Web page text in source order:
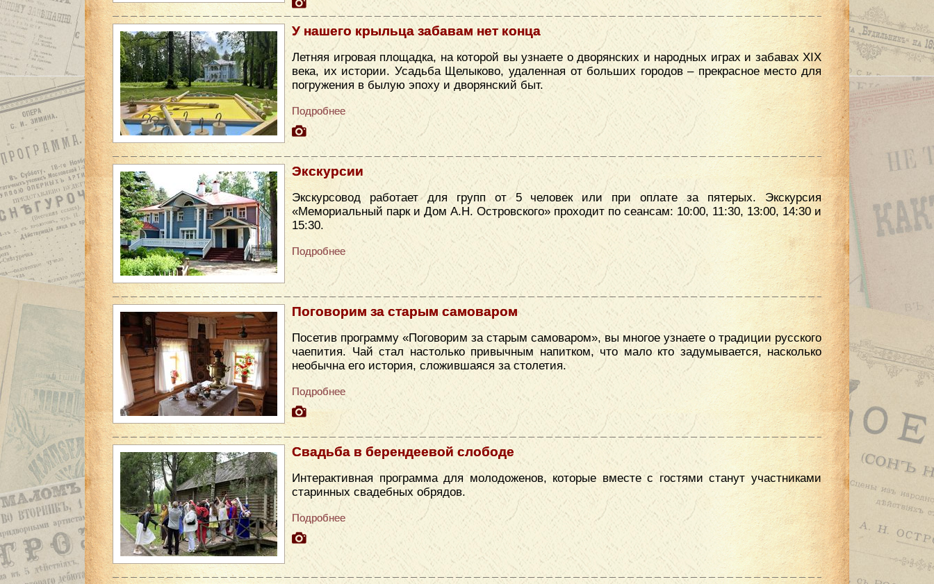
У нашего крыльца забавам нет конца
Летняя игровая площадка, на которой вы узнаете о дворянских и народных играх и забавах XIX
века, их истории. Усадьба Щелыково, удаленная от больших городов – прекрасное место для
погружения в былую эпоху и дворянский быт.
Подробнее
Экскурсии
Экскурсовод работает для групп от 5 человек или при оплате за пятерых. Экскурсия
«Мемориальный парк и Дом А.Н. Островского» проходит по сеансам: 10:00, 11:30, 13:00, 14:30 и
15:30.
Подробнее
Поговорим за старым самоваром
Посетив программу «Поговорим за старым самоваром», вы многое узнаете о традиции русского
чаепития. Чай стал настолько привычным напитком, что мало кто задумывается, насколько
необычна его история, сложившаяся за столетия.
Подробнее
Свадьба в берендеевой слободе
Интерактивная программа для молодоженов, которые вместе с гостями станут участниками
старинных свадебных обрядов.
Подробнее